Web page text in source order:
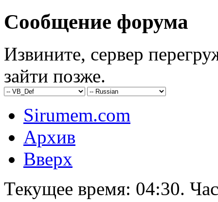
Сообщение форума
Извините, сервер
зайти позже.
Sirumem.com
Архив
Вверх
Текущее время: 04:30.